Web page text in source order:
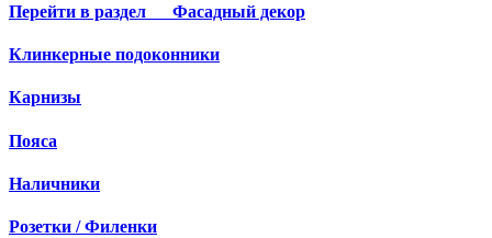
Перейти в раздел Фасадный декор
Клинкерные подоконники
Карнизы
Пояса
Наличники
Розетки / Филенки